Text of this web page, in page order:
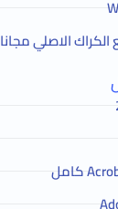
الاصلي مجانا